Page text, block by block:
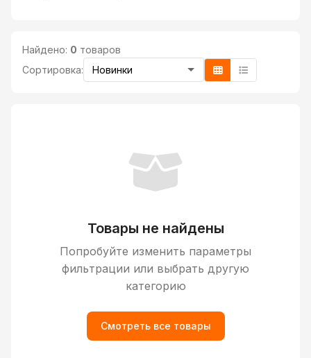
Найдено: 0 товаров
Сортировка:
Товары не найдены
Попробуйте изменить параметры
фильтрации или выбрать другую
категорию
Смотреть все товары